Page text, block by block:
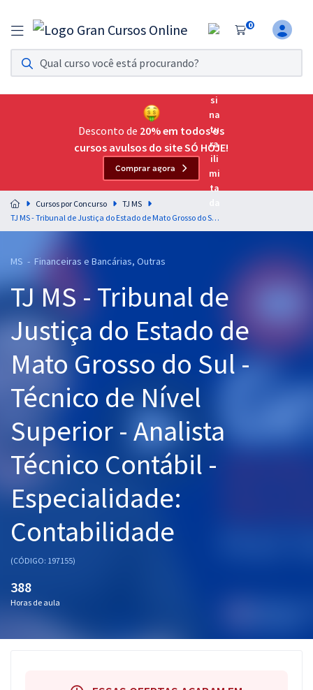
0
Assinatura Ilimitada 11
Acesso a todos os cursos. Teste grátis por 7 dias!
Assinatura OAB Até Passar
Acesso ilimitado a toda preparação para o Exame da
Residências Multiprofissionais
Preparação completa e intensiva para as principais
residências em saúde do Brasil
Cursos 20% OFF
Pós
Graduação
OAB
Questões grátis
Aprovados
Desconto de 20% em todos os
cursos avulsos do site SÓ HOJE!
Comprar agora
Cursos por Concurso
TJ MS
TJ MS - Tribunal de Justiça do Estado de Mato Grosso do Sul - Técnico de Nível Superior - Analista Técnico Contábil - Especialidade: Contabilidade
MS - Financeiras e Bancárias, Outras
TJ MS - Tribunal de
Justiça do Estado de
Mato Grosso do Sul -
Técnico de Nível
Superior - Analista
Técnico Contábil -
Especialidade:
Contabilidade
(CÓDIGO: 197155)
388
Horas de aula